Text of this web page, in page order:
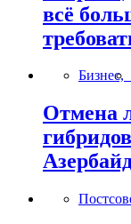
всё
Бизнес,
Отмена